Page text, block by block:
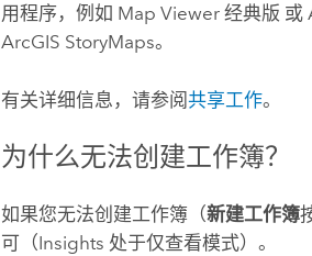
用程序，例如 Map Viewer 经典版 或
ArcGIS StoryMaps。
有关详细信息，请参阅共享工作。
为什么无法创建工作簿？
如果您无法创建工作簿（新建工作簿
可（Insights 处于仅查看模式）。